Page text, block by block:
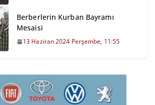
Berberlerin Kurban Bayramı
Mesaisi
13 Haziran 2024 Perşembe, 11:55